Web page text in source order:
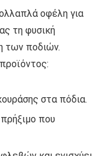
οφέλη για
τη φυσική
των ποδιών.
στα πόδια.
που